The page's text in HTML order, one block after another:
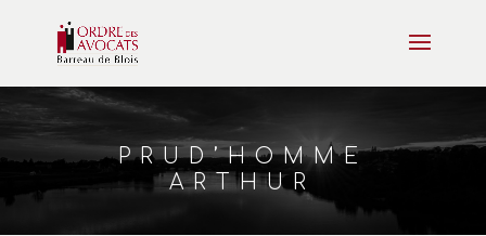
PRUD’HOMME
ARTHUR